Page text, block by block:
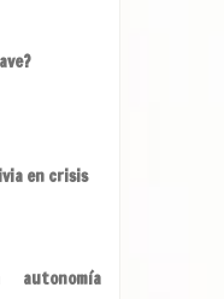
en crisis